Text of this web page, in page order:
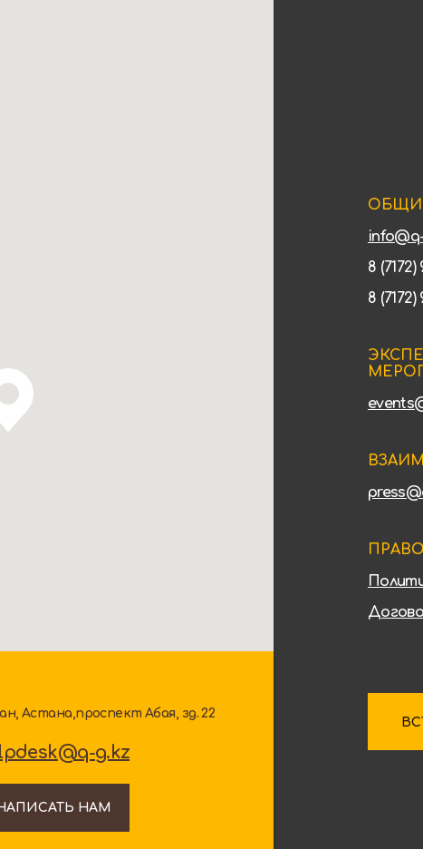
8 (7172)
8 (7172)
Астана,проспект Абая, зд. 22
g.kz
НАМ